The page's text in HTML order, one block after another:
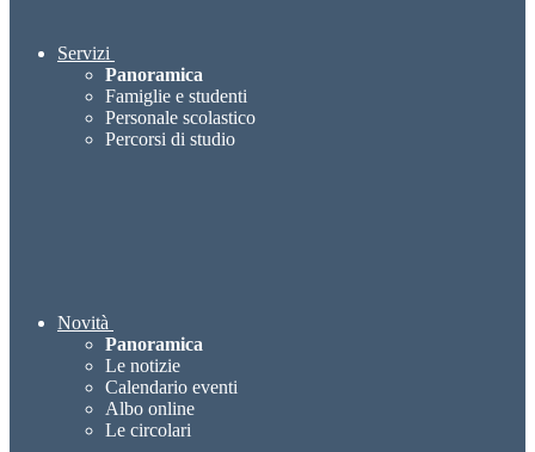
Servizi
Panoramica
Famiglie e studenti
Personale scolastico
Percorsi di studio
Novità
Panoramica
Le notizie
Calendario eventi
Albo online
Le circolari